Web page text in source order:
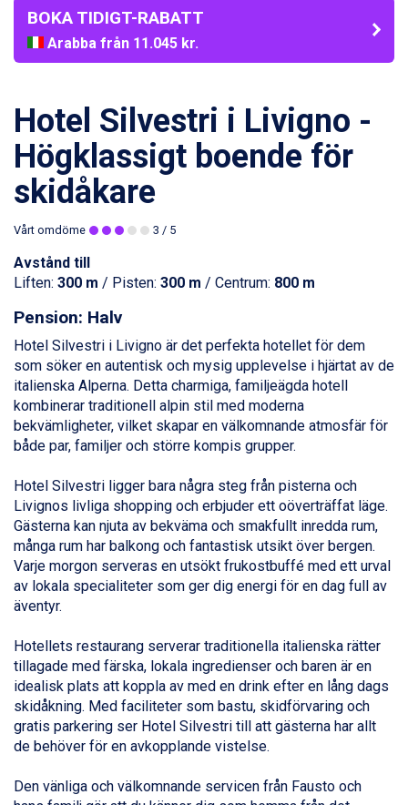
BOKA TIDIGT-RABATT
Arabba från 11.045 kr.
La Thuile från 7.045 kr.
Bad Hofgastein från 8.595 kr.
Passo Tonale från 5.895 kr.
Saalbach från 9.445 kr.
Sölden från 12.995 kr.
Champoluc från 5.945 kr.
Sestriere från 6.945 kr.
Wagrain från 7.095 kr.
Ischgl från 11.295 kr.
Val Thorens från 8.395 kr.
Zell am See från 6.295 kr.
Canazei från 7.195 kr.
Livigno från 5.595 kr.
Ponte di Legno från 7.395 kr.
Sauze dOulx från 6.145 kr.
Alleghe från 8.545 kr.
Bad Gastein från 6.295 kr.
La Thuile från 7.045 kr.
Cervinia från 8.245 kr.
Bad Hofgastein från 8.595 kr.
Passo Tonale från 5.895 kr.
Saalbach från 9.445 kr.
Sölden från 12.995 kr.
Champoluc från 5.945 kr.
Wagrain från 7.095 kr.
Fieberbrunn från 9.645 kr.
Ischgl från 11.295 kr.
Val Thorens från 8.395 kr.
St. Anton från 11.245 kr.
Zell am See från 6.295 kr.
Livigno från 5.595 kr.
Hotel Silvestri i Livigno -
Högklassigt boende för
skidåkare
Vårt omdöme 3 / 5
Avstånd till
Liften: 300 m / Pisten: 300 m / Centrum: 800 m
Pension: Halv
Hotel Silvestri i Livigno är det perfekta hotellet för dem
som söker en autentisk och mysig upplevelse i hjärtat av de
italienska Alperna. Detta charmiga, familjeägda hotell
kombinerar traditionell alpin stil med moderna
bekvämligheter, vilket skapar en välkomnande atmosfär för
både par, familjer och större kompis grupper.
Hotel Silvestri ligger bara några steg från pisterna och
Livignos livliga shopping och erbjuder ett oöverträffat läge.
Gästerna kan njuta av bekväma och smakfullt inredda rum,
många rum har balkong och fantastisk utsikt över bergen.
Varje morgon serveras en utsökt frukostbuffé med ett urval
av lokala specialiteter som ger dig energi för en dag full av
äventyr.
Hotellets restaurang serverar traditionella italienska rätter
tillagade med färska, lokala ingredienser och baren är en
idealisk plats att koppla av med en drink efter en lång dags
skidåkning. Med faciliteter som bastu, skidförvaring och
gratis parkering ser Hotel Silvestri till att gästerna har allt
de behöver för en avkopplande vistelse.
Den vänliga och välkomnande servicen från Fausto och